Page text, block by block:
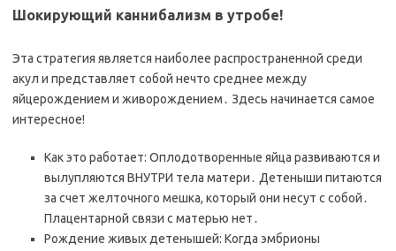
Шокирующий каннибализм в утробе!
Эта стратегия является наиболее распространенной среди
акул и представляет собой нечто среднее между
яйцерождением и живорождением․ Здесь начинается самое
интересное!
Как это работает: Оплодотворенные яйца развиваются и
вылупляются ВНУТРИ тела матери․ Детеныши питаются
за счет желточного мешка, который они несут с собой․
Плацентарной связи с матерью нет․
Рождение живых детенышей: Когда эмбрионы